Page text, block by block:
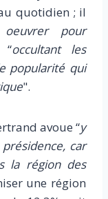
quotidien ; il
oeuvrer pour
occultant les
popularité qui
".
avoue “y
car
la région des
une région